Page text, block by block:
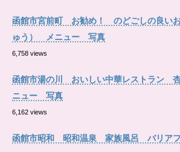
函館市宮前町 お勧め！ のどごしの良い
ゅう） メニュー 写真
6,758 views
函館市湯の川 おいしい中華レストラン
ニュー 写真
6,162 views
函館市昭和 昭和温泉 家族風呂 バリア